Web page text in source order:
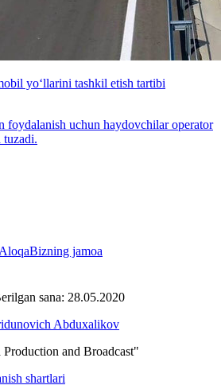
yo‘llarini tashkil etish tartibi
foydalanish uchun haydovchilar operator
tuzadi.
Bizning jamoa
sana: 28.05.2020
Abduxalikov
and Broadcast"
shartlari